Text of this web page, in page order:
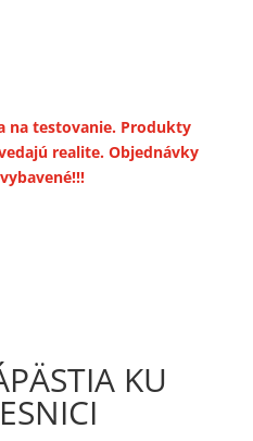
na testovanie. Produkty
realite. Objednávky
KU